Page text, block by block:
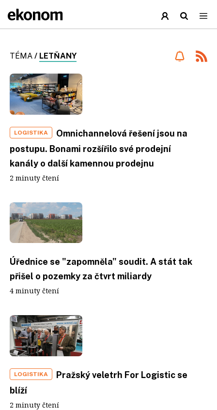
TÉMA / LETŇANY
LOGISTIKA
Omnichannelová řešení jsou na
postupu. Bonami rozšířilo své prodejní
kanály o další kamennou prodejnu
2 minuty čtení
Úřednice se "zapomněla" soudit. A stát tak
přišel o pozemky za čtvrt miliardy
4 minuty čtení
LOGISTIKA
Pražský veletrh For Logistic se
blíží
2 minuty čtení